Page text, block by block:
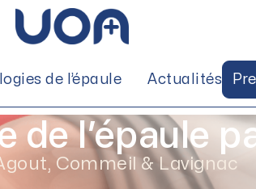
de l’épaule Actualités
de l’épaule
Commeil & Lavignac